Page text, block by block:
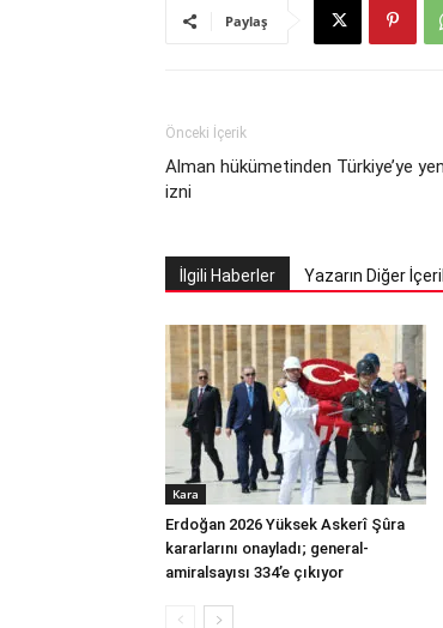
Paylaş
Önceki İçerik
Alman hükümetinden Türkiye’ye
izni
İlgili Haberler Yazarın Diğer
Kara
Erdoğan 2026 Yüksek Askerî Şûra
kararlarını onayladı; general-
amiralsayısı 334’e çıkıyor